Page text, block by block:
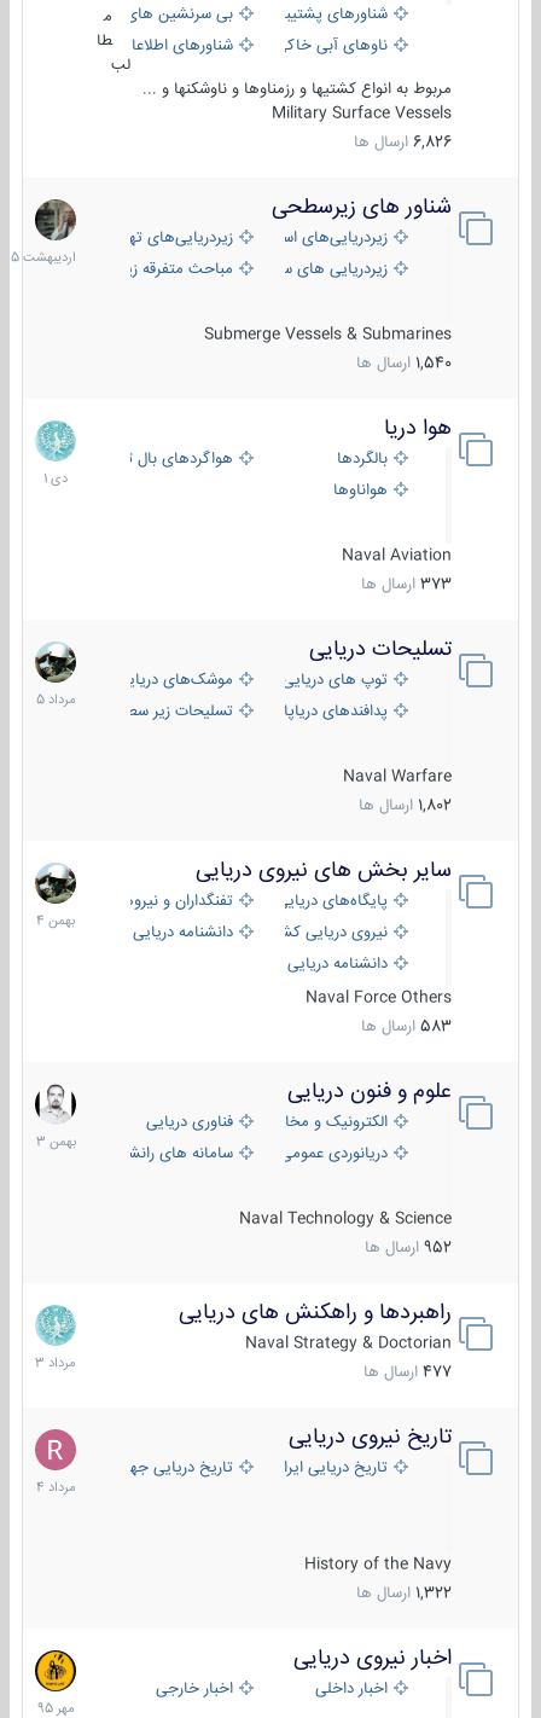
شناورهای پشتیبانی
بی سرنشین های دریایی
ناوهای آبی خاکی و نیروبرشناورهای اطلاعاتی و جاسوسی
طا
لب
مربوط به انواع کشتیها و رزمناوها و ناوشکنها و ...
Military Surface Vessels
6,826 ارسال ها
شناور های زیرسطحی
زیردریایی‌های استراتژیکزیردریایی‌های تهاجمی
زیردریایی های سبک
مباحث متفرقه زیرسطحی
Submerge Vessels & Submarines
1,540 ارسال ها
31
1405
هوا دریا
بالگردها
هواگردهای بال ثابت
هواناوها
Naval Aviation
373 ارسال ها
12
دی
1401
تسلیحات دریایی
توپ های دریایی
موشک‌های دریایی
پدافندهای دریاپایه
تسلیحات زیر سطحی
Naval Warfare
1,802 ارسال ها
2
مرداد
1405
سایر بخش های نیروی دریایی
پایگاه‌های دریایی
تفنگداران و نیروهای ویژه‌ی دریایی
نیروی دریایی کشورهای مختلفدانشنامه دریایی
دانشنامه دریایی کپی
Naval Force Others
583 ارسال ها
22
بهمن
1404
علوم و فنون دریایی
الکترونیک و مخابرات دریاییفناوری دریایی
دریانوردی عمومی
سامانه های رانشی دریایی
Naval Technology & Science
952 ارسال ها
6
بهمن
1403
راهبردها و راهکنش های دریایی
Naval Strategy & Doctorian
477 ارسال ها
2
مرداد
1403
تاریخ نیروی دریایی
تاریخ دریایی ایران تاریخ دریایی جهان
History of the Navy
1,322 ارسال ها
16
مرداد
1404
اخبار نیروی دریایی
اخبار داخلی اخبار خارجی
27
مهر
1395